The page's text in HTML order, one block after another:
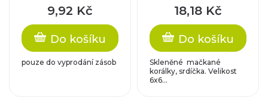
9,92 Kč
Do košíku
pouze do vyprodání zásob
18,18 Kč
Do košíku
Skleněné mačkané
korálky, srdíčka. Velikost
6x6...